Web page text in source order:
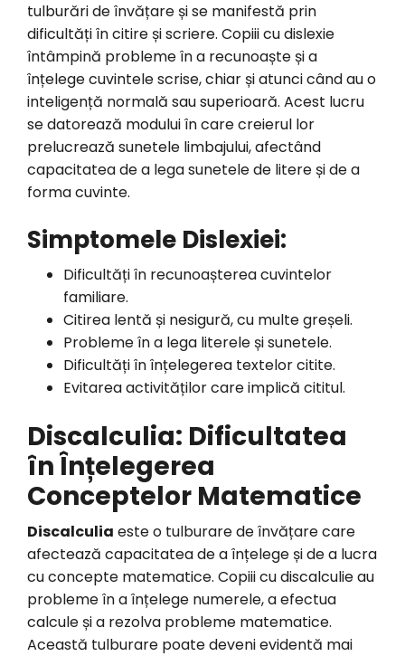
tulburări de învățare și se manifestă prin
dificultăți în citire și scriere. Copiii cu dislexie
întâmpină probleme în a recunoaște și a
înțelege cuvintele scrise, chiar și atunci când au o
inteligență normală sau superioară. Acest lucru
se datorează modului în care creierul lor
prelucrează sunetele limbajului, afectând
capacitatea de a lega sunetele de litere și de a
forma cuvinte.
Simptomele Dislexiei:
Dificultăți în recunoașterea cuvintelor
familiare.
Citirea lentă și nesigură, cu multe greșeli.
Probleme în a lega literele și sunetele.
Dificultăți în înțelegerea textelor citite.
Evitarea activităților care implică cititul.
Discalculia: Dificultatea
în Înțelegerea
Conceptelor Matematice
Discalculia este o tulburare de învățare care
afectează capacitatea de a înțelege și de a lucra
cu concepte matematice. Copiii cu discalculie au
probleme în a înțelege numerele, a efectua
calcule și a rezolva probleme matematice.
Această tulburare poate deveni evidentă mai